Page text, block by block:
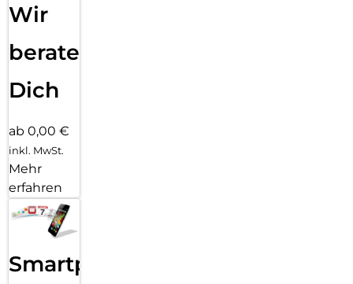
Wir
beraten
Dich
ab 0,00 €
inkl. MwSt.
Mehr
erfahren
Smartphone